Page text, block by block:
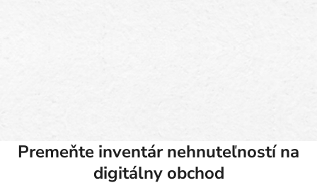
Premeňte inventár nehnuteľností na
digitálny obchod